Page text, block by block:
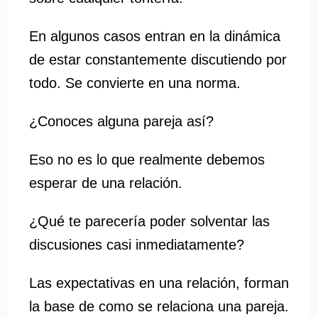
En algunos casos entran en la dinámica
de estar constantemente discutiendo por
todo. Se convierte en una norma.
¿Conoces alguna pareja así?
Eso no es lo que realmente debemos
esperar de una relación.
¿Qué te parecería poder solventar las
discusiones casi inmediatamente?
Las expectativas en una relación, forman
la base de como se relaciona una pareja.